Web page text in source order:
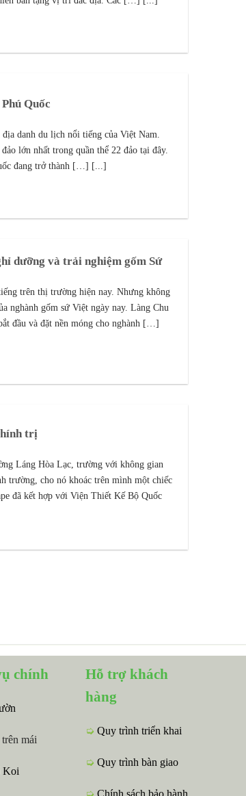
Quốc
danh du lịch nổi tiếng của Việt Nam.
lớn nhất trong quần thể 22 đảo tại đây.
đang trở thành […] [...]
dưỡng và trải nghiệm gốm Sứ
trên thị trường hiện nay. Nhưng không
nghành gốm sứ Việt ngày nay. Làng Chu
đầu và đặt nền móng cho nghành […]
trị
Láng Hòa Lạc, trường với không gian
trường, cho nó khoác trên mình một chiếc
đã kết hợp với Viện Thiết Kế Bộ Quốc
chính
mái
Koi
Hỗ trợ khách
hàng
➭ Quy trình triển khai
➭ Quy trình bàn giao
➭ Chính sách bảo hành